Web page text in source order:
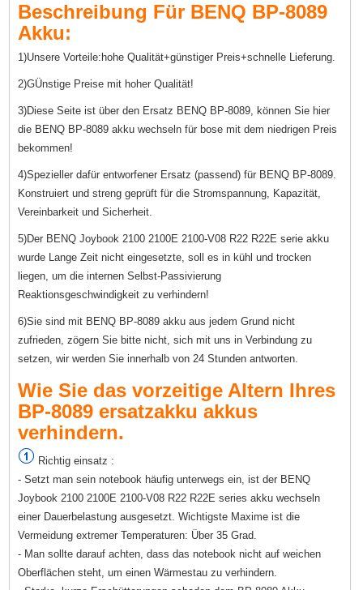
Beschreibung Für BENQ BP-8089
Akku:
1)Unsere Vorteile:hohe Qualität+günstiger Preis+schnelle Lieferung.
2)GÜnstige Preise mit hoher Qualität!
3)Diese Seite ist über den Ersatz BENQ BP-8089, können Sie hier
die BENQ BP-8089 akku wechseln für bose mit dem niedrigen Preis
bekommen!
4)Spezieller dafür entworfener Ersatz (passend) für BENQ BP-8089.
Konstruiert und streng geprüft für die Stromspannung, Kapazität,
Vereinbarkeit und Sicherheit.
5)Der BENQ Joybook 2100 2100E 2100-V08 R22 R22E serie akku
wurde Lange Zeit nicht eingesetzte, soll es in kühl und trocken
liegen, um die internen Selbst-Passivierung
Reaktionsgeschwindigkeit zu verhindern!
6)Sie sind mit BENQ BP-8089 akku aus jedem Grund nicht
zufrieden, zögern Sie bitte nicht, sich mit uns in Verbindung zu
setzen, wir werden Sie innerhalb von 24 Stunden antworten.
Wie Sie das vorzeitige Altern Ihres
BP-8089 ersatzakku akkus
verhindern.
Richtig einsatz :
- Setzt man sein notebook häufig unterwegs ein, ist der BENQ
Joybook 2100 2100E 2100-V08 R22 R22E series akku wechseln
einer Dauerbelastung ausgesetzt. Wichtigste Maxime ist die
Vermeidung extremer Temperaturen: Über 35 Grad.
- Man sollte darauf achten, dass das notebook nicht auf weichen
Oberflächen steht, um einen Wärmestau zu verhindern.